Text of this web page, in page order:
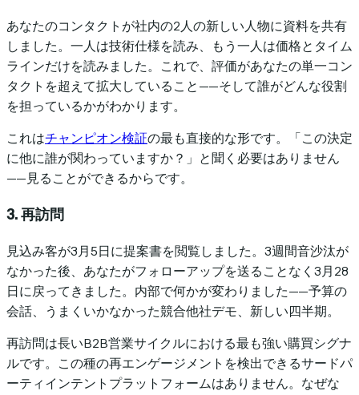
あなたのコンタクトが社内の2人の新しい人物に資料を共有
しました。一人は技術仕様を読み、もう一人は価格とタイム
ラインだけを読みました。これで、評価があなたの単一コン
タクトを超えて拡大していること——そして誰がどんな役割
を担っているかがわかります。
これはチャンピオン検証の最も直接的な形です。「この決定
に他に誰が関わっていますか？」と聞く必要はありません
——見ることができるからです。
3. 再訪問
見込み客が3月5日に提案書を閲覧しました。3週間音沙汰が
なかった後、あなたがフォローアップを送ることなく3月28
日に戻ってきました。内部で何かが変わりました——予算の
会話、うまくいかなかった競合他社デモ、新しい四半期。
再訪問は長いB2B営業サイクルにおける最も強い購買シグナ
ルです。この種の再エンゲージメントを検出できるサードパ
ーティインテントプラットフォームはありません。なぜな